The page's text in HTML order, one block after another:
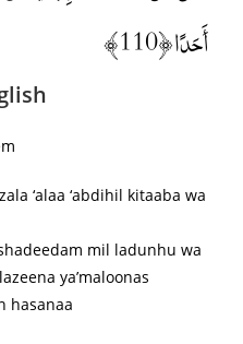
أَحَدًا ﴿110﴾
‘alaa ‘abdihil kitaaba wa
mil ladunhu wa
ya’maloonas
hasanaa